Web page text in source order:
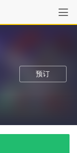
预订